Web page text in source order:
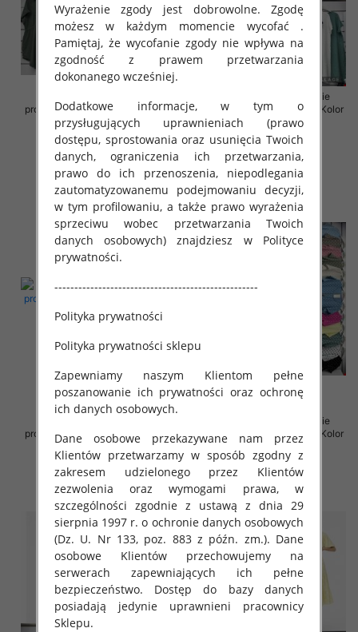
produkt) Roz Standard, Mix Kolor
Paczka 5 szt
35.00 zł
szczegóły
Sukienki damskie (Włoskie
produkt) Roz Standard, Mix Kolor
Paczka 5 szt
35.00 zł
szczegóły
produkt) Roz Standard, Mix Kolor
Paczka 5 szt
35.00 zł
szczegóły
Sukienki damskie (Włoskie
produkt) Roz Standard, Mix Kolor
Paczka 5 szt
36.00 zł
szczegóły
Wyrażenie zgody jest dobrowolne. Zgodę
możesz w każdym momencie wycofać .
Pamiętaj, że wycofanie zgody nie wpływa na
zgodność z prawem przetwarzania
dokonanego wcześniej.
Dodatkowe informacje, w tym o
przysługujących uprawnieniach (prawo
dostępu, sprostowania oraz usunięcia Twoich
danych, ograniczenia ich przetwarzania,
prawo do ich przenoszenia, niepodlegania
zautomatyzowanemu podejmowaniu decyzji,
w tym profilowaniu, a także prawo wyrażenia
sprzeciwu wobec przetwarzania Twoich
danych osobowych) znajdziesz w Polityce
prywatności.
---------------------------------------------------
Polityka prywatności
Polityka prywatności sklepu
Zapewniamy naszym Klientom pełne
poszanowanie ich prywatności oraz ochronę
ich danych osobowych.
Dane osobowe przekazywane nam przez
Klientów przetwarzamy w sposób zgodny z
zakresem udzielonego przez Klientów
zezwolenia oraz wymogami prawa, w
szczególności zgodnie z ustawą z dnia 29
sierpnia 1997 r. o ochronie danych osobowych
(Dz. U. Nr 133, poz. 883 z późn. zm.). Dane
osobowe Klientów przechowujemy na
serwerach zapewniających ich pełne
bezpieczeństwo. Dostęp do bazy danych
posiadają jedynie uprawnieni pracownicy
Sklepu.